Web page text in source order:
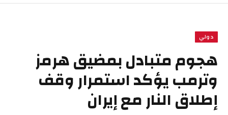
دولي
هجوم متبادل بمضيق هرمز
وترمب يؤكد استمرار وقف
إطلاق النار مع إيران